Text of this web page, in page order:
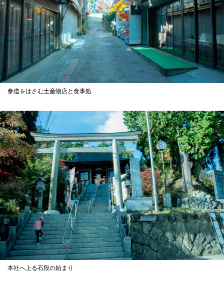
参道をはさむ土産物店と食事処
本社へ上る石段の始まり